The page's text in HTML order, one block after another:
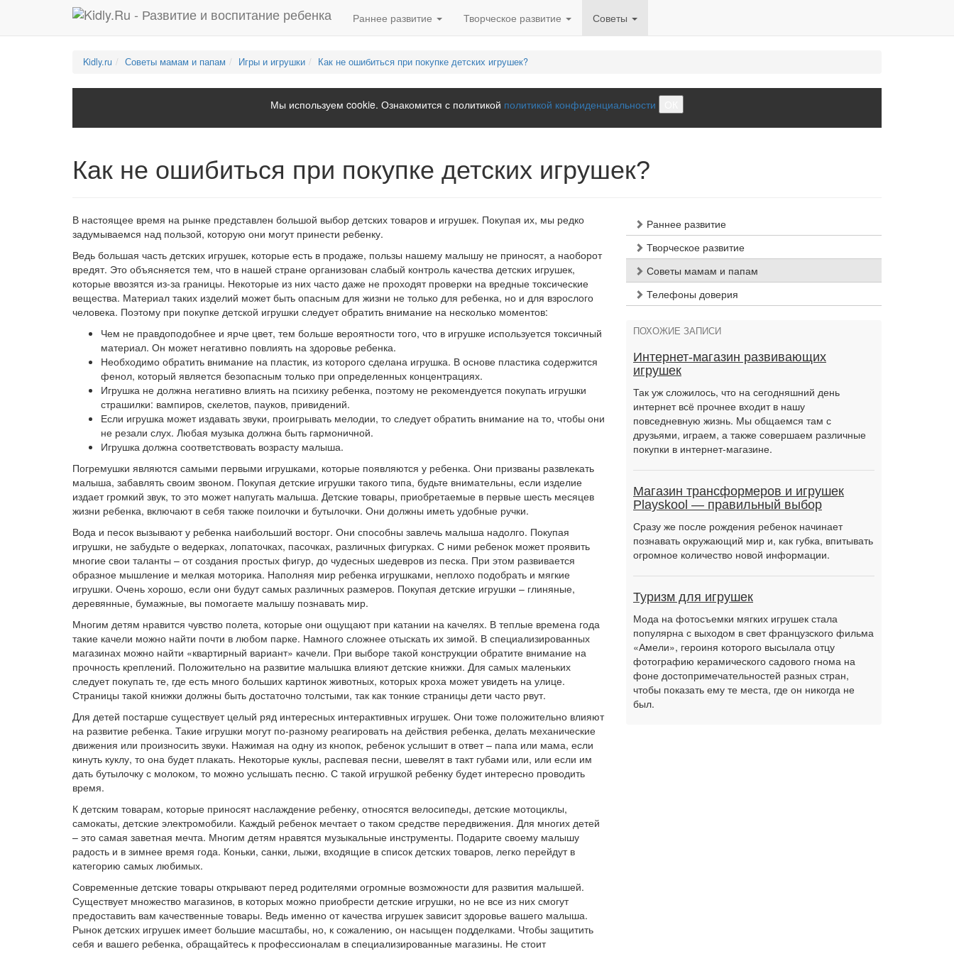
Раннее развитие Творческое развитие Советы
Kidly.ru Советы мамам и папам Игры и игрушки Как не ошибиться при покупке детских игрушек?
Мы используем cookie. Ознакомится с политикой политикой конфиденциальности
Как не ошибиться при покупке детских игрушек?
В настоящее время на рынке представлен большой выбор детских товаров и игрушек. Покупая их, мы редко
задумываемся над пользой, которую они могут принести ребенку.
Ведь большая часть детских игрушек, которые есть в продаже, пользы нашему малышу не приносят, а наоборот
вредят. Это объясняется тем, что в нашей стране организован слабый контроль качества детских игрушек,
которые ввозятся из-за границы. Некоторые из них часто даже не проходят проверки на вредные токсические
вещества. Материал таких изделий может быть опасным для жизни не только для ребенка, но и для взрослого
человека. Поэтому при покупке детской игрушки следует обратить внимание на несколько моментов:
Чем не правдоподобнее и ярче цвет, тем больше вероятности того, что в игрушке используется токсичный
материал. Он может негативно повлиять на здоровье ребенка.
Необходимо обратить внимание на пластик, из которого сделана игрушка. В основе пластика содержится
фенол, который является безопасным только при определенных концентрациях.
Игрушка не должна негативно влиять на психику ребенка, поэтому не рекомендуется покупать игрушки
страшилки: вампиров, скелетов, пауков, привидений.
Если игрушка может издавать звуки, проигрывать мелодии, то следует обратить внимание на то, чтобы они
не резали слух. Любая музыка должна быть гармоничной.
Игрушка должна соответствовать возрасту малыша.
Погремушки являются самыми первыми игрушками, которые появляются у ребенка. Они призваны развлекать
малыша, забавлять своим звоном. Покупая детские игрушки такого типа, будьте внимательны, если изделие
издает громкий звук, то это может напугать малыша. Детские товары, приобретаемые в первые шесть месяцев
жизни ребенка, включают в себя также поилочки и бутылочки. Они должны иметь удобные ручки.
Вода и песок вызывают у ребенка наибольший восторг. Они способны завлечь малыша надолго. Покупая
игрушки, не забудьте о ведерках, лопаточках, пасочках, различных фигурках. С ними ребенок может проявить
многие свои таланты – от создания простых фигур, до чудесных шедевров из песка. При этом развивается
образное мышление и мелкая моторика. Наполняя мир ребенка игрушками, неплохо подобрать и мягкие
игрушки. Очень хорошо, если они будут самых различных размеров. Покупая детские игрушки – глиняные,
деревянные, бумажные, вы помогаете малышу познавать мир.
Многим детям нравится чувство полета, которые они ощущают при катании на качелях. В теплые времена года
такие качели можно найти почти в любом парке. Намного сложнее отыскать их зимой. В специализированных
магазинах можно найти «квартирный вариант» качели. При выборе такой конструкции обратите внимание на
прочность креплений. Положительно на развитие малышка влияют детские книжки. Для самых маленьких
следует покупать те, где есть много больших картинок животных, которых кроха может увидеть на улице.
Страницы такой книжки должны быть достаточно толстыми, так как тонкие страницы дети часто рвут.
Для детей постарше существует целый ряд интересных интерактивных игрушек. Они тоже положительно влияют
на развитие ребенка. Такие игрушки могут по-разному реагировать на действия ребенка, делать механические
движения или произносить звуки. Нажимая на одну из кнопок, ребенок услышит в ответ – папа или мама, если
кинуть куклу, то она будет плакать. Некоторые куклы, распевая песни, шевелят в такт губами или, или если им
дать бутылочку с молоком, то можно услышать песню. С такой игрушкой ребенку будет интересно проводить
время.
К детским товарам, которые приносят наслаждение ребенку, относятся велосипеды, детские мотоциклы,
самокаты, детские электромобили. Каждый ребенок мечтает о таком средстве передвижения. Для многих детей
– это самая заветная мечта. Многим детям нравятся музыкальные инструменты. Подарите своему малышу
радость и в зимнее время года. Коньки, санки, лыжи, входящие в список детских товаров, легко перейдут в
категорию самых любимых.
Современные детские товары открывают перед родителями огромные возможности для развития малышей.
Существует множество магазинов, в которых можно приобрести детские игрушки, но не все из них смогут
предоставить вам качественные товары. Ведь именно от качества игрушек зависит здоровье вашего малыша.
Рынок детских игрушек имеет большие масштабы, но, к сожалению, он насыщен подделками. Чтобы защитить
себя и вашего ребенка, обращайтесь к профессионалам в специализированные магазины. Не стоит
Раннее развитие
Творческое развитие
Советы мамам и папам
Телефоны доверия
ПОХОЖИЕ ЗАПИСИ
Интернет-магазин развивающих
игрушек
Так уж сложилось, что на сегодняшний день
интернет всё прочнее входит в нашу
повседневную жизнь. Мы общаемся там с
друзьями, играем, а также совершаем различные
покупки в интернет-магазине.
Магазин трансформеров и игрушек
Playskool — правильный выбор
Сразу же после рождения ребенок начинает
познавать окружающий мир и, как губка, впитывать
огромное количество новой информации.
Туризм для игрушек
Мода на фотосъемки мягких игрушек стала
популярна с выходом в свет французского фильма
«Амели», героиня которого высылала отцу
фотографию керамического садового гнома на
фоне достопримечательностей разных стран,
чтобы показать ему те места, где он никогда не
был.